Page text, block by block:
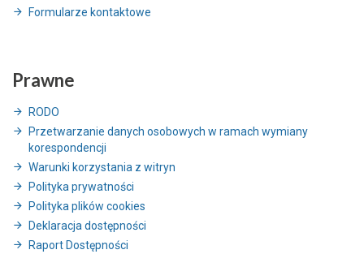
Formularze kontaktowe
Prawne
RODO
Przetwarzanie danych osobowych w ramach wymiany
korespondencji
Warunki korzystania z witryn
Polityka prywatności
Polityka plików cookies
Deklaracja dostępności
Raport Dostępności